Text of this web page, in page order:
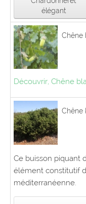
élégant
Chêne
Découvrir, Chêne
Chêne
Ce buisson piquant
élément constitutif
méditerranéenne.